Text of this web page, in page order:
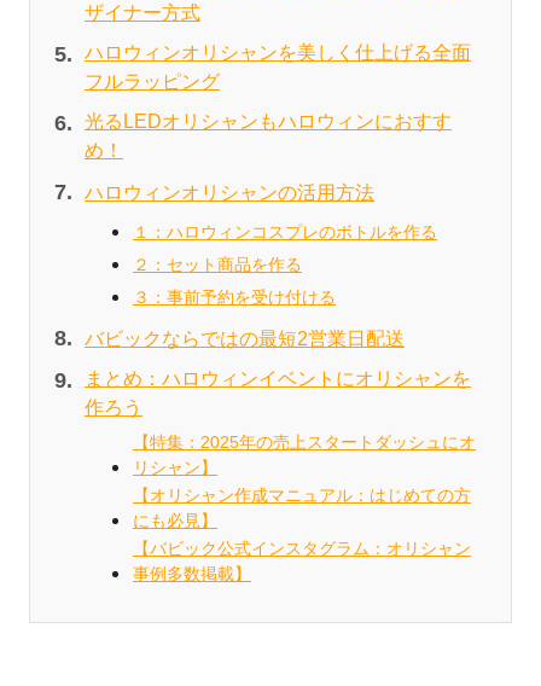
ザイナー方式
ハロウィンオリシャンを美しく仕上げる全面
フルラッピング
光るLEDオリシャンもハロウィンにおすす
め！
ハロウィンオリシャンの活用方法
１：ハロウィンコスプレのボトルを作る
２：セット商品を作る
３：事前予約を受け付ける
バビックならではの最短2営業日配送
まとめ：ハロウィンイベントにオリシャンを
作ろう
【特集：2025年の売上スタートダッシュにオ
リシャン】
【オリシャン作成マニュアル：はじめての方
にも必見】
【バビック公式インスタグラム：オリシャン
事例多数掲載】